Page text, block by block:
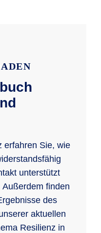
erfahren Sie, wie
unterstützt
finden
des
aktuellen
Resilienz in